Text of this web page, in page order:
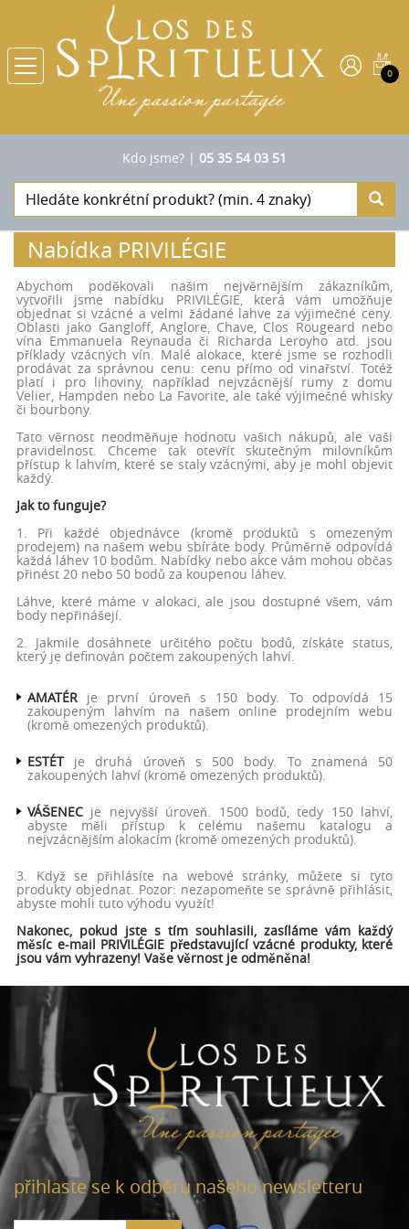
0
Kdo jsme? | 05 35 54 03 51
Nabídka PRIVILÉGIE
Abychom poděkovali našim nejvěrnějším zákazníkům,
vytvořili jsme nabídku PRIVILÉGIE, která vám umožňuje
objednat si vzácné a velmi žádané lahve za výjimečné ceny.
Oblasti jako Gangloff, Anglore, Chave, Clos Rougeard nebo
vína Emmanuela Reynauda či Richarda Leroyho atd. jsou
příklady vzácných vín. Malé alokace, které jsme se rozhodli
prodávat za správnou cenu: cenu přímo od vinařství. Totéž
platí i pro lihoviny, například nejvzácnější rumy z domu
Velier, Hampden nebo La Favorite, ale také výjimečné whisky
či bourbony.
Tato věrnost neodměňuje hodnotu vašich nákupů, ale vaši
pravidelnost. Chceme tak otevřít skutečným milovníkům
přístup k lahvím, které se staly vzácnými, aby je mohl objevit
každý.
Jak to funguje?
1. Při každé objednávce (kromě produktů s omezeným
prodejem) na našem webu sbíráte body. Průměrně odpovídá
každá láhev 10 bodům. Nabídky nebo akce vám mohou občas
přinést 20 nebo 50 bodů za koupenou láhev.
Láhve, které máme v alokaci, ale jsou dostupné všem, vám
body nepřinášejí.
2. Jakmile dosáhnete určitého počtu bodů, získáte status,
který je definován počtem zakoupených lahví.
AMATÉR je první úroveň s 150 body. To odpovídá 15
zakoupeným lahvím na našem online prodejním webu
(kromě omezených produktů).
ESTÉTje druhá úroveň s 500 body. To znamená 50
zakoupených lahví (kromě omezených produktů).
VÁŠENEC je nejvyšší úroveň. 1500 bodů, tedy 150 lahví,
abyste měli přístup k celému našemu katalogu a
nejvzácnějším alokacím (kromě omezených produktů).
3. Když se přihlásíte na webové stránky, můžete si tyto
produkty objednat. Pozor: nezapomeňte se správně přihlásit,
abyste mohli tuto výhodu využít!
Nakonec, pokud jste s tím souhlasili, zasíláme vám každý
měsíc e-mail PRIVILÉGIE představující vzácné produkty, které
jsou vám vyhrazeny! Vaše věrnost je odměněna!
přihlaste se k odběru našeho newsletteru